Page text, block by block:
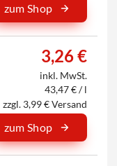
zum Shop
3,26 €
inkl. MwSt.
43,47 € / l
zzgl. 3,99 € Versand
zum Shop